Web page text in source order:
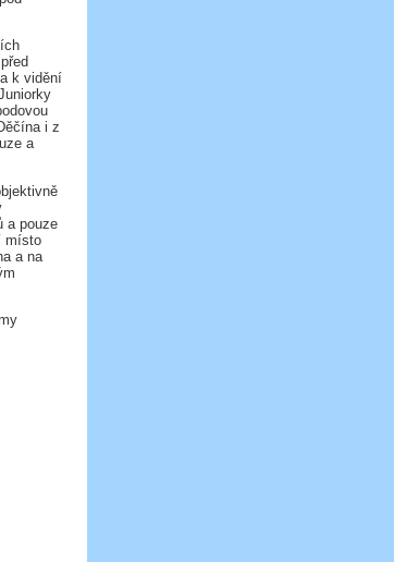
k vidění
i z
a
a pouze
místo
a na